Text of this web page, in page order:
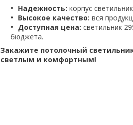
Надежность: корпус
Высокое качество: вся
Доступная цена: светильник
бюджета.
Закажите потолочный
светлым и комфортным!